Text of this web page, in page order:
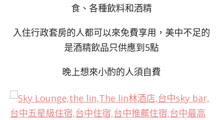
食、各種飲料和酒精
入住行政套房的人都可以來免費享用，美中不足的
是酒精飲品只供應到5點
晚上想來小酌的人須自費